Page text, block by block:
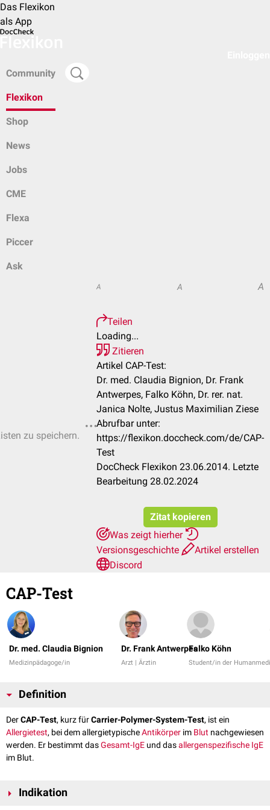
Das Flexikon
als App
Community
Flexikon
Shop
News
Jobs
CME
Flexa
Piccer
Ask
zu speichern.
A A A
Teilen
Loading...
Zitieren
Artikel CAP-Test:
Dr. med. Claudia Bignion, Dr. Frank
Antwerpes, Falko Köhn, Dr. rer. nat.
Janica Nolte, Justus Maximilian Ziese
Abrufbar unter:
https://flexikon.doccheck.com/de/CAP-
Test
DocCheck Flexikon 23.06.2014. Letzte
Bearbeitung 28.02.2024
Zitat kopieren
Was zeigt hierher
Versionsgeschichte
Artikel erstellen
Discord
CAP-Test
Dr. med. Claudia Bignion
Medizinpädagoge/in
Dr. Frank Antwerpes
Arzt | Ärztin
Falko Köhn
Student/in der
Definition
DerCAP-Test, kurz fürCarrier-Polymer-System-Test, ist ein
Allergietest, bei dem allergietypischeAntikörper im Blut nachgewiesen
werden. Er bestimmt dasGesamt-IgE und dasallergenspezifische IgE
im Blut.
Indikation